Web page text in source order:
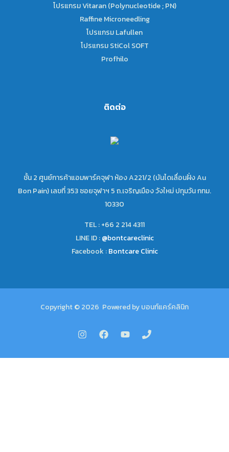
โปรแกรม Vitaran (Polynucleotide ; PN)
Raffine Microneedling
โปรแกรม Lafullen
โปรแกรม StiCol SOFT
Profhilo
ติดต่อ
ชั้น 2 ศูนย์การค้าแอมพาร์คจุฬา ห้อง A221/2 (บันไดเลื่อนฝั่ง Au
Bon Pain) เลขที่ 353 ซอยจุฬาฯ 5 ถ.เจริญเมือง วังใหม่ ปทุมวัน กทม.
10330
TEL : +66 2 214 4311
LINE ID :@bontcareclinic
Facebook :Bontcare Clinic
Copyright © 2026 Powered by บอนท์แคร์คลินิก